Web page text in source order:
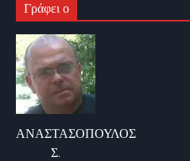
Γράφει ο
ΑΝΑΣΤΑΣΟΠΟΥΛΟΣ
Σ.